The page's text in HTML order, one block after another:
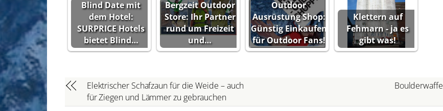
Blind Date mit
dem Hotel:
SURPRICE Hotels
bietet Blind…
Bergzeit Outdoor
Store: Ihr Partner
rund um Freizeit
und…
Outdoor
Ausrüstung Shop:
Günstig Einkaufen
für Outdoor Fans!
Klettern auf
Fehmarn - ja es
gibt was!
Elektrischer Schafzaun für die Weide – auch
für Ziegen und Lämmer zu gebrauchen
Boulderwaffe